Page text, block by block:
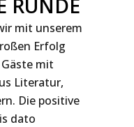
RUNDE
mit unserem
Erfolg
mit
Literatur,
Die positive
dato